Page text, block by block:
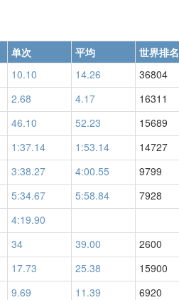
单次 平均 世界排名
10.10 14.26 36804
2.68 4.17 16311
46.10 52.23 15689
1:37.14 1:53.14 14727
3:38.27 4:00.55 9799
5:34.67 5:58.84 7928
4:19.90
34 39.00 2600
17.73 25.38 15900
9.69 11.39 6920